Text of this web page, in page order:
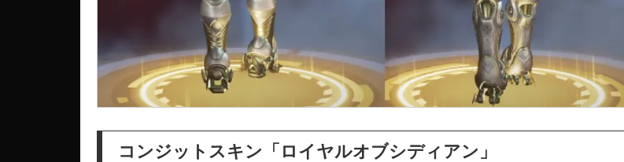
コンジットスキン「ロイヤルオブシディアン」